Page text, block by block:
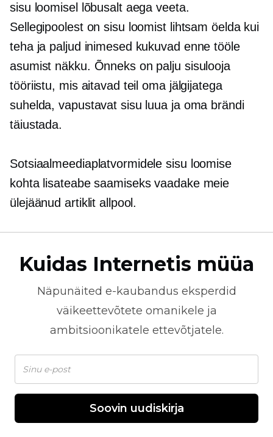
sisu loomisel lõbusalt aega veeta.
Sellegipoolest on sisu loomist lihtsam öelda kui
teha ja paljud inimesed kukuvad enne tööle
asumist näkku. Õnneks on palju sisulooja
tööriistu, mis aitavad teil oma jälgijatega
suhelda, vapustavat sisu luua ja oma brändi
täiustada.
Sotsiaalmeediaplatvormidele sisu loomise
kohta lisateabe saamiseks vaadake meie
ülejäänud artiklit allpool.
Kuidas Internetis müüa
Näpunäited e-kaubandus eksperdid
väikeettevõtete omanikele ja
ambitsioonikatele ettevõtjatele.
Soovin uudiskirja